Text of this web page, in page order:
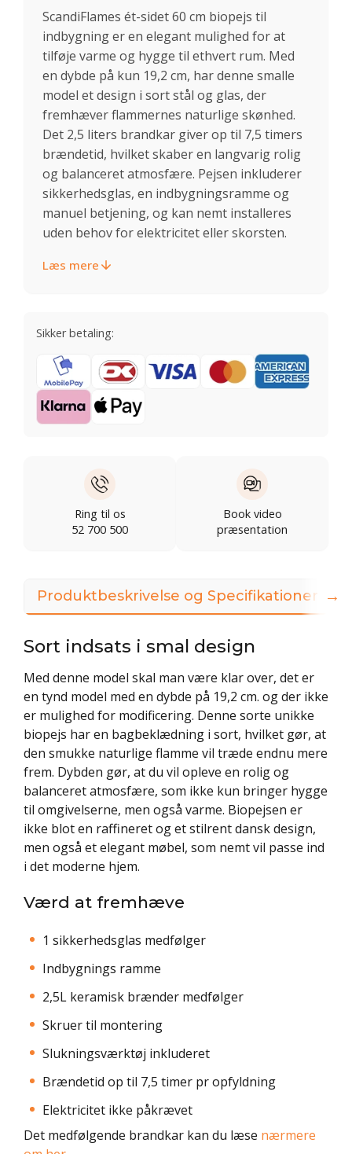
ScandiFlames ét-sidet 60 cm biopejs til
indbygning er en elegant mulighed for at
tilføje varme og hygge til ethvert rum. Med
en dybde på kun 19,2 cm, har denne smalle
model et design i sort stål og glas, der
fremhæver flammernes naturlige skønhed.
Det 2,5 liters brandkar giver op til 7,5 timers
brændetid, hvilket skaber en langvarig rolig
og balanceret atmosfære. Pejsen inkluderer
sikkerhedsglas, en indbygningsramme og
manuel betjening, og kan nemt installeres
uden behov for elektricitet eller skorsten.
Læs mere
Sikker betaling:
Ring til os
52 700 500
Book video
præsentation
Produktbeskrivelse og Specifikationer
Sort indsats i smal design
Med denne model skal man være klar over, det er
en tynd model med en dybde på 19,2 cm. og der ikke
er mulighed for modificering. Denne sorte unikke
biopejs har en bagbeklædning i sort, hvilket gør, at
den smukke naturlige flamme vil træde endnu mere
frem. Dybden gør, at du vil opleve en rolig og
balanceret atmosfære, som ikke kun bringer hygge
til omgivelserne, men også varme. Biopejsen er
ikke blot en raffineret og et stilrent dansk design,
men også et elegant møbel, som nemt vil passe ind
i det moderne hjem.
Værd at fremhæve
1 sikkerhedsglas medfølger
Indbygnings ramme
2,5L keramisk brænder medfølger
Skruer til montering
Slukningsværktøj inkluderet
Brændetid op til 7,5 timer pr opfyldning
Elektricitet ikke påkrævet
Det medfølgende brandkar kan du læse nærmere
→